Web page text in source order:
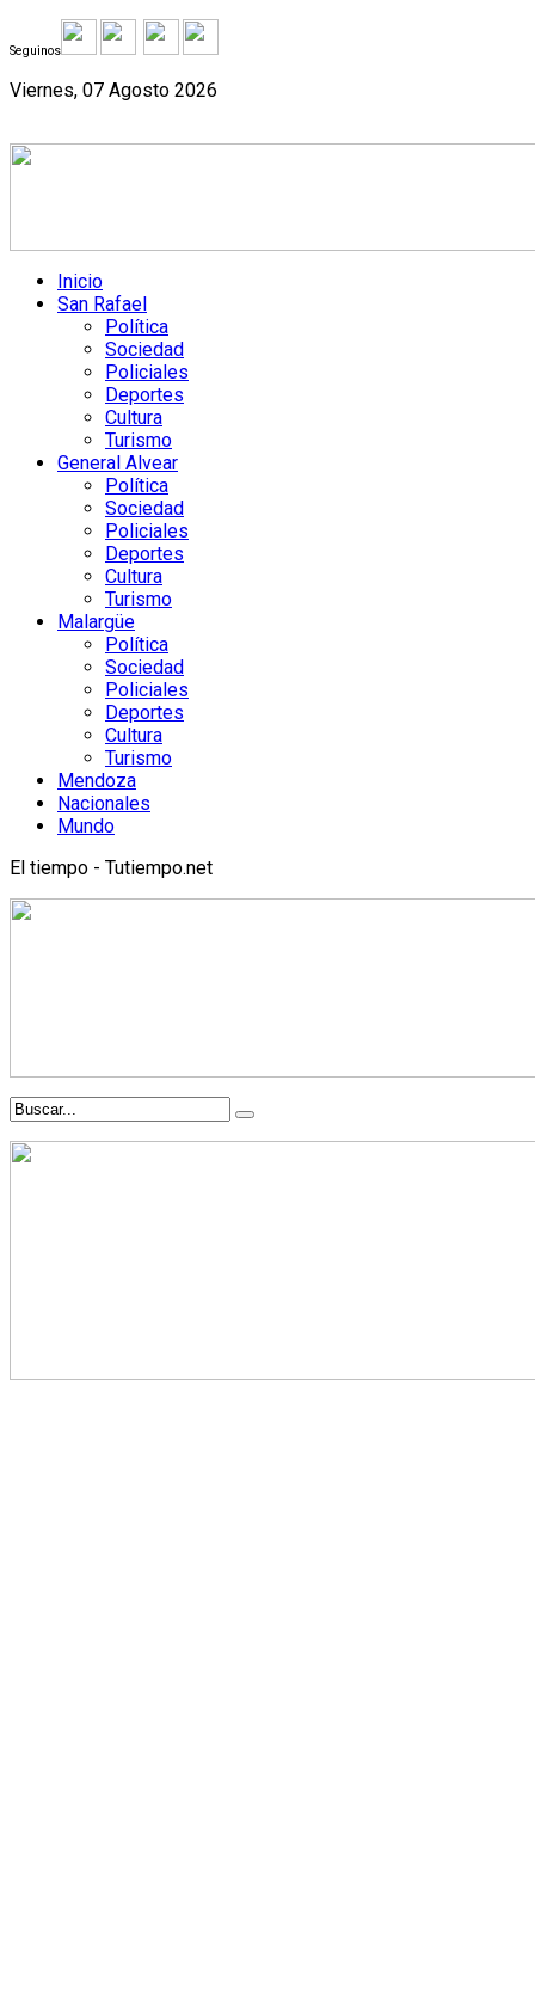
Seguinos
Viernes, 07 Agosto 2026
Inicio
San Rafael
Política
Sociedad
Policiales
Deportes
Cultura
Turismo
General Alvear
Política
Sociedad
Policiales
Deportes
Cultura
Turismo
Malargüe
Política
Sociedad
Policiales
Deportes
Cultura
Turismo
Mendoza
Nacionales
Mundo
El tiempo - Tutiempo.net